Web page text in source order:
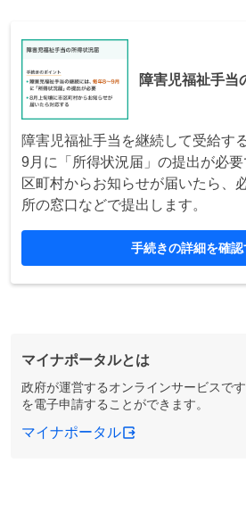
障害児福祉手当
障害児福祉手当を継続して受給す
9月に「所得状況届」の提出が必
区町村からお知らせが届いたら、
所の窓口などで提出します。
手続きの詳細を確認
マイナポータルとは
政府が運営するオンラインサービスで
を電子申請することができます。
マイナポータル